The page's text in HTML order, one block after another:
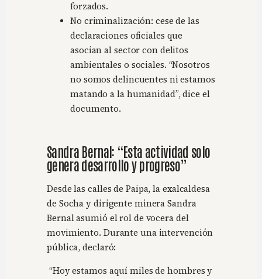
forzados.
No criminalización: cese de las
declaraciones oficiales que
asocian al sector con delitos
ambientales o sociales. “Nosotros
no somos delincuentes ni estamos
matando a la humanidad”, dice el
documento.
Sandra Bernal: “Esta actividad solo
genera desarrollo y progreso”
Desde las calles de Paipa, la exalcaldesa
de Socha y dirigente minera Sandra
Bernal asumió el rol de vocera del
movimiento. Durante una intervención
pública, declaró:
“Hoy estamos aquí miles de hombres y